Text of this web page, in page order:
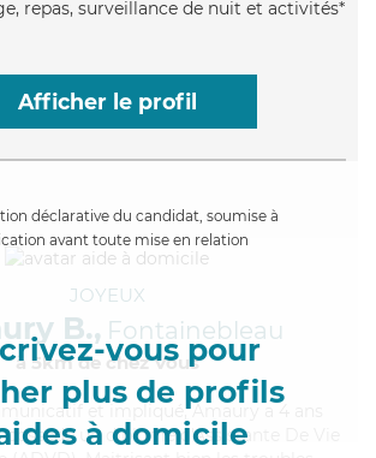
repas, surveillance de nuit et activités*
Afficher le profil
déclarative du candidat, soumise à
avant toute mise en relation
vous pour
plus de profils
à domicile
JOYEUX
B., Fontainebleau
à 5km de chez Vous
et impliqué, Amaury a 4 ans
possède un diplôme d'Assistante De Vie